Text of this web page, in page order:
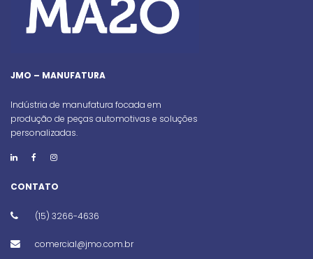
JMO – MANUFATURA
Indústria de manufatura focada em
produção de peças automotivas e soluções
personalizadas.
CONTATO
(15) 3266-4636
comercial@jmo.com.br